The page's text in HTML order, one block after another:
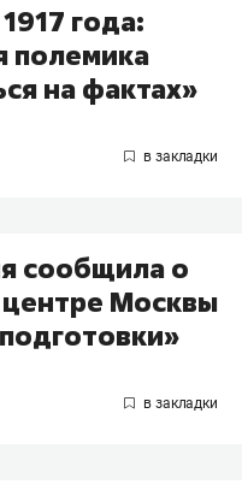
года:
полемика
на фактах»
сообщила о
Москвы